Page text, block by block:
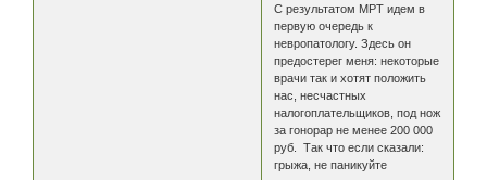
С результатом МРТ идем в
первую очередь к
невропатологу. Здесь он
предостерег меня: некоторые
врачи так и хотят положить
нас, несчастных
налогоплательщиков, под нож
за гонорар не менее 200 000
руб. Так что если сказали:
грыжа, не паникуйте